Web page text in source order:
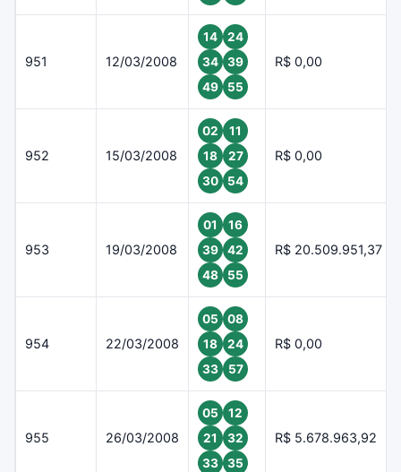
951 12/03/2008
14
24
34
39
49
55
R$ 0,00
952 15/03/2008
02
11
18
27
30
54
R$ 0,00
953 19/03/2008
01
16
39
42
48
55
R$ 20.509.951,37
954 22/03/2008
05
08
18
24
33
57
R$ 0,00
955 26/03/2008
05
12
21
32
33
35
R$ 5.678.963,92